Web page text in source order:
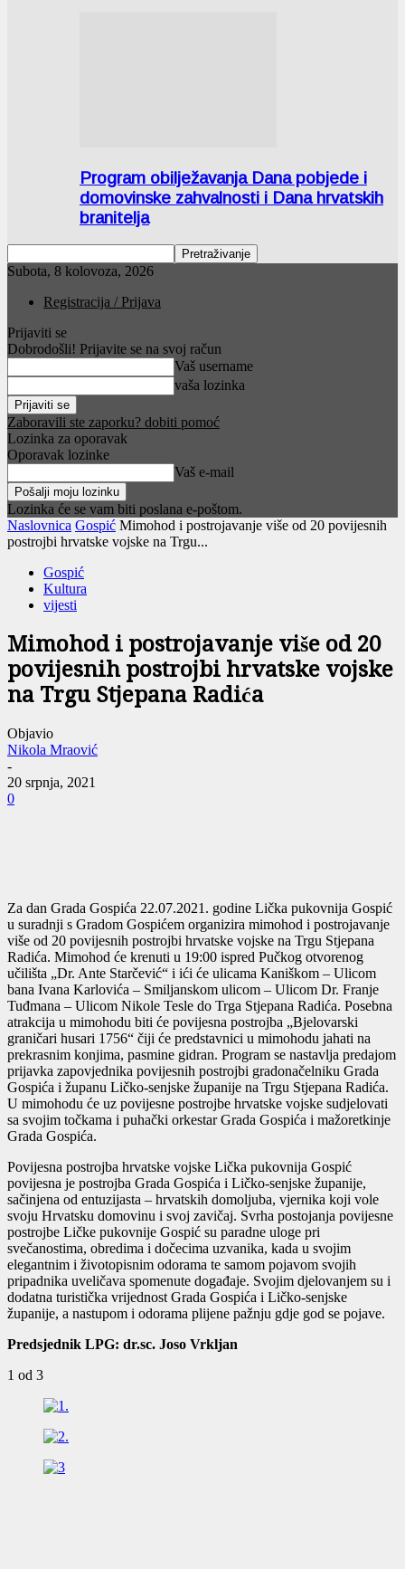
Program obilježavanja Dana pobjede i
domovinske zahvalnosti i Dana hrvatskih
branitelja
Subota, 8 kolovoza, 2026
Registracija / Prijava
Prijaviti se
Dobrodošli! Prijavite se na svoj račun
Vaš username
vaša lozinka
Zaboravili ste zaporku? dobiti pomoć
Lozinka za oporavak
Oporavak lozinke
Vaš e-mail
Lozinka će se vam biti poslana e-poštom.
Naslovnica Gospić Mimohod i postrojavanje više od 20 povijesnih
postrojbi hrvatske vojske na Trgu...
Gospić
Kultura
vijesti
Mimohod i postrojavanje više od 20
povijesnih postrojbi hrvatske vojske
na Trgu Stjepana Radića
Objavio
Nikola Mraović
-
20 srpnja, 2021
0
Za dan Grada Gospića 22.07.2021. godine Lička pukovnija Gospić
u suradnji s Gradom Gospićem organizira mimohod i postrojavanje
više od 20 povijesnih postrojbi hrvatske vojske na Trgu Stjepana
Radića. Mimohod će krenuti u 19:00 ispred Pučkog otvorenog
učilišta „Dr. Ante Starčević“ i ići će ulicama Kaniškom – Ulicom
bana Ivana Karlovića – Smiljanskom ulicom – Ulicom Dr. Franje
Tuđmana – Ulicom Nikole Tesle do Trga Stjepana Radića. Posebna
atrakcija u mimohodu biti će povijesna postrojba „Bjelovarski
graničari husari 1756“ čiji će predstavnici u mimohodu jahati na
prekrasnim konjima, pasmine gidran. Program se nastavlja predajom
prijavka zapovjednika povijesnih postrojbi gradonačelniku Grada
Gospića i županu Ličko-senjske županije na Trgu Stjepana Radića.
U mimohodu će uz povijesne postrojbe hrvatske vojske sudjelovati
sa svojim točkama i puhački orkestar Grada Gospića i mažoretkinje
Grada Gospića.
Povijesna postrojba hrvatske vojske Lička pukovnija Gospić
povijesna je postrojba Grada Gospića i Ličko-senjske županije,
sačinjena od entuzijasta – hrvatskih domoljuba, vjernika koji vole
svoju Hrvatsku domovinu i svoj zavičaj. Svrha postojanja povijesne
postrojbe Ličke pukovnije Gospić su paradne uloge pri
svečanostima, obredima i dočecima uzvanika, kada u svojim
elegantnim i životopisnim odorama te samom pojavom svojih
pripadnika uveličava spomenute događaje. Svojim djelovanjem su i
dodatna turistička vrijednost Grada Gospića i Ličko-senjske
županije, a nastupom i odorama plijene pažnju gdje god se pojave.
Predsjednik LPG: dr.sc. Joso Vrkljan
1 od 3